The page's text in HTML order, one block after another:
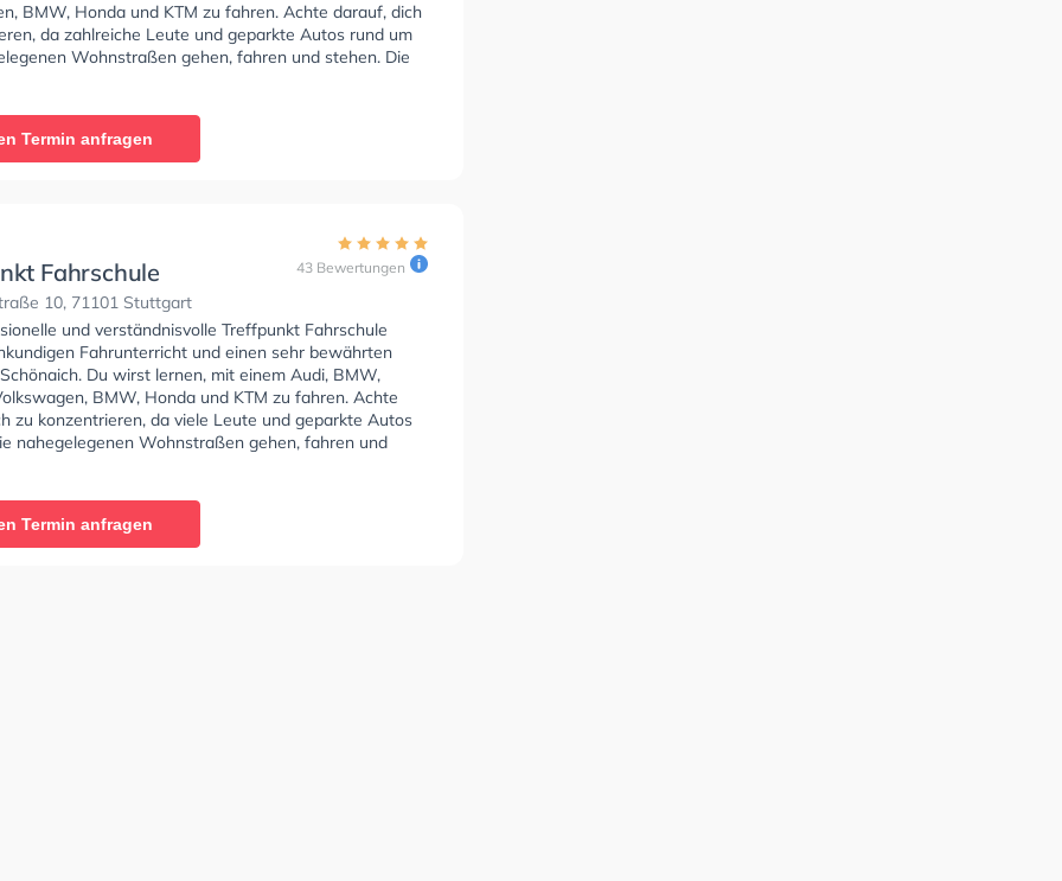
BMW, Honda und KTM zu fahren. Achte darauf, dich
da zahlreiche Leute und geparkte Autos rund um
Wohnstraßen gehen, fahren und stehen. Die
bietet Perfekte Bedingungen um deine Klasse B,
Klasse C, Klasse CE, Klasse L und Klasse T zu
Erste-Hilfe-Kurs in der Schule. Letzte Bewertung:
sehr schnell und der fahrelehrer ist super freundlich
Termin anfragen
Fahrschule
10, 71101 Stuttgart
43 Bewertungen
und verständnisvolle Treffpunkt Fahrschule
Fahrunterricht und einen sehr bewährten
Du wirst lernen, mit einem Audi, BMW,
BMW, Honda und KTM zu fahren. Achte
zu konzentrieren, da viele Leute und geparkte Autos
nahegelegenen Wohnstraßen gehen, fahren und
Fahrschule bietet Herausragende Bedingungen um
C1, Klasse C1E, Klasse C, Klasse CE, Klasse L
T zu erhalten. Die Erste-Hilfe-Kurs in der Schule.
"Zunächst einmal möchten wir Sabine, die gute
Termin anfragen